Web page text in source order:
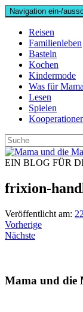
Navigation ein-/
Reisen
Familienleben
Basteln
Kochen
Kindermode
Was für Mama
Lesen
Spielen
EIN BLOG FÜR
frixion-
Veröffentlicht am:
Vorherige
Nächste
Mama und die